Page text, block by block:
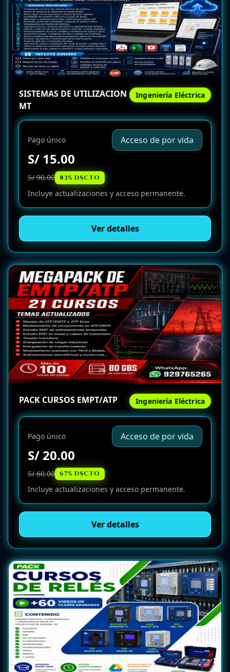
SISTEMAS DE UTILIZACION
MT
Ingeniería Eléctrica
Pago único Acceso de por vida
S/ 15.00
S/ 90.00 83% DSCTO
Incluye actualizaciones y acceso permanente.
Ver detalles
PACK CURSOS EMPT/ATP Ingeniería Eléctrica
Pago único Acceso de por vida
S/ 20.00
S/ 60.00 67% DSCTO
Incluye actualizaciones y acceso permanente.
Ver detalles